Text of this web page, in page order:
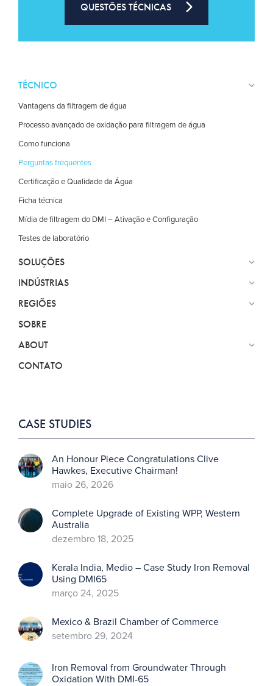
QUESTÕES TÉCNICAS
TÉCNICO
Vantagens da filtragem de água
Processo avançado de oxidação para filtragem de água
Como funciona
Perguntas frequentes
Certificação e Qualidade da Água
Ficha técnica
Mídia de filtragem do DMI – Ativação e Configuração
Testes de laboratório
SOLUÇÕES
INDÚSTRIAS
REGIÕES
SOBRE
ABOUT
CONTATO
CASE STUDIES
An Honour Piece Congratulations Clive
Hawkes, Executive Chairman!
maio 26, 2026
Complete Upgrade of Existing WPP, Western
Australia
dezembro 18, 2025
Kerala India, Medio – Case Study Iron Removal
Using DMI65
março 24, 2025
Mexico & Brazil Chamber of Commerce
setembro 29, 2024
Iron Removal from Groundwater Through
Oxidation With DMI-65